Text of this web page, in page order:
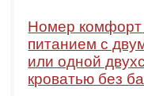
Номер комфорт
питанием с
или одной
кроватью без